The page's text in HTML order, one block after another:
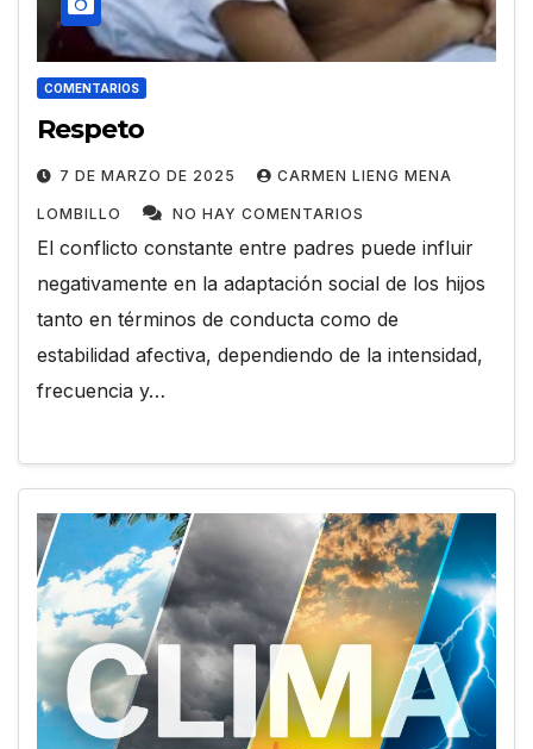
COMENTARIOS
Respeto
7 DE MARZO DE 2025 CARMEN LIENG MENA
LOMBILLO NO HAY COMENTARIOS
El conflicto constante entre padres puede influir
negativamente en la adaptación social de los hijos
tanto en términos de conducta como de
estabilidad afectiva, dependiendo de la intensidad,
frecuencia y…